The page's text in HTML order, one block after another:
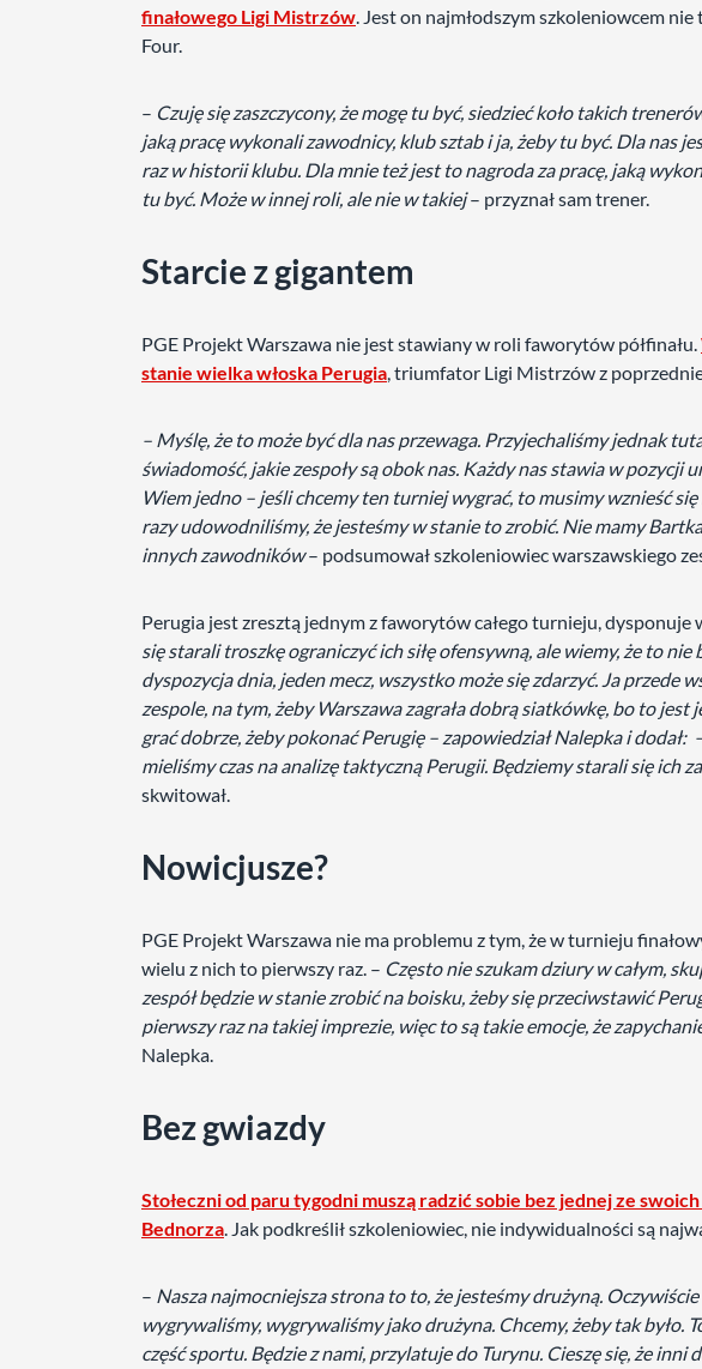
finałowego Ligi Mistrzów. Jest on najmłodszym szkoleniowcem
Four.
– Czuję się zaszczycony, że mogę tu być, siedzieć koło takich
jaką pracę wykonali zawodnicy, klub sztab i ja, żeby tu być. Dla nas
raz w historii klubu. Dla mnie też jest to nagroda za pracę, jaką
tu być. Może w innej roli, ale nie w takiej– przyznał sam trener.
Starcie z gigantem
PGE Projekt Warszawa nie jest stawiany w roli faworytów półfinału.
stanie wielka włoska Perugia, triumfator Ligi Mistrzów z
– Myślę, że to może być dla nas przewaga. Przyjechaliśmy jednak
świadomość, jakie zespoły są obok nas. Każdy nas stawia w pozycji
Wiem jedno – jeśli chcemy ten turniej wygrać, to musimy wznieść
razy udowodniliśmy, że jesteśmy w stanie to zrobić. Nie mamy
innych zawodników– podsumował szkoleniowiec warszawskiego
Perugia jest zresztą jednym z faworytów całego turnieju, dysponuje
się starali troszkę ograniczyć ich siłę ofensywną, ale wiemy, że to
dyspozycja dnia, jeden mecz, wszystko może się zdarzyć. Ja przede
zespole, na tym, żeby Warszawa zagrała dobrą siatkówkę, bo to jest
grać dobrze, żeby pokonać Perugię – zapowiedział Nalepka i
mieliśmy czas na analizę taktyczną Perugii. Będziemy starali się ich
skwitował.
Nowicjusze?
PGE Projekt Warszawa nie ma problemu z tym, że w turnieju
wielu z nich to pierwszy raz. – Często nie szukam dziury w całym,
zespół będzie w stanie zrobić na boisku, żeby się przeciwstawić
pierwszy raz na takiej imprezie, więc to są takie emocje, że
Nalepka.
Bez gwiazdy
Stołeczni od paru tygodni muszą radzić sobie bez jednej ze
Bednorza. Jak podkreślił szkoleniowiec, nie indywidualności są
– Nasza najmocniejsza strona to to, że jesteśmy drużyną.
wygrywaliśmy, wygrywaliśmy jako drużyna. Chcemy, żeby tak było.
część sportu. Będzie z nami, przylatuje do Turynu. Cieszę się, że inni